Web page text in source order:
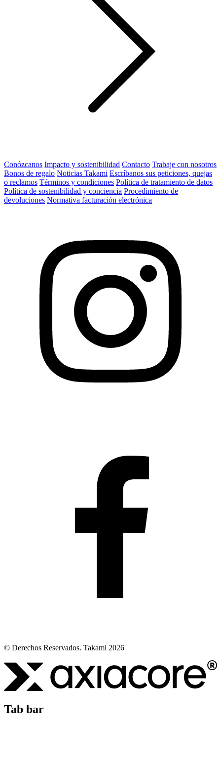
Conózcanos Impacto y sostenibilidad Contacto Trabaje con nosotros
Bonos de regalo Noticias Takami Escríbanos sus peticiones, quejas
o reclamos Términos y condiciones Política de tratamiento de datos
Política de sostenibilidad y conciencia Procedimiento de
devoluciones Normativa facturación electrónica
© Derechos Reservados. Takami 2026
Tab bar